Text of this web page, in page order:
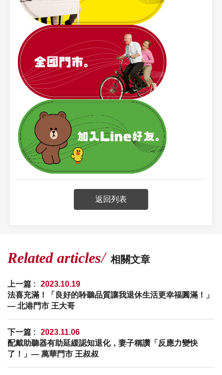
返回列表
Related articles 相關文章
上一篇 :
2023.10.19
法喜充滿！「良好的聆聽品質讓我退休生活更幸福圓滿！」
— 北港門市 王大哥
下一篇 :
2023.11.06
配戴助聽器有助延緩認知退化，妻子稱讚「反應力變快
了！」— 萬華門市 王叔叔